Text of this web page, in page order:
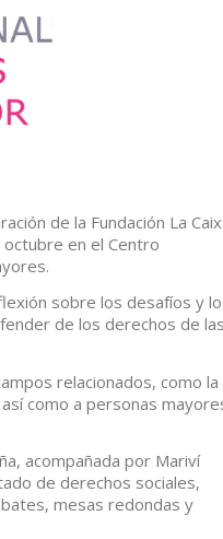
de la Fundación La
octubre en el Centro
sobre los desafíos y
de los derechos de las
relacionados, como la
como a personas
acompañada por Mariví
de derechos sociales,
mesas redondas y